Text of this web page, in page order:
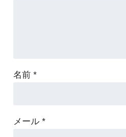
名前 *
メール *